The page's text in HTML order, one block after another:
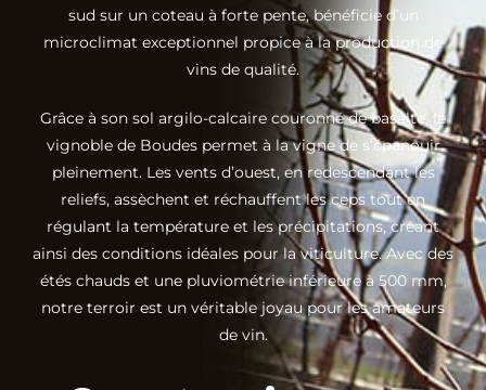
sud sur un coteau à forte pente, bénéficie d’un
microclimat exceptionnel propice à la production de
vins de qualité.
Grâce à son sol argilo-calcaire couronné de basalte, le
vignoble de Boudes permet à la vigne de s’épanouir
pleinement. Les vents d’ouest, en redescendant les
reliefs, assèchent et réchauffent les ceps tout en
régulant la température et les précipitations, créant
ainsi des conditions idéales pour la viticulture. Avec des
étés chauds et une pluviométrie inférieure à 500 mm,
notre terroir est un véritable joyau pour les amateurs
de vin.